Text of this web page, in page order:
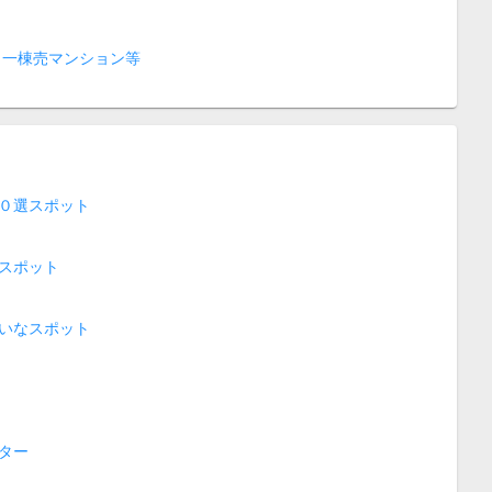
棟売マンション等
選スポット
ポット
なスポット
ー